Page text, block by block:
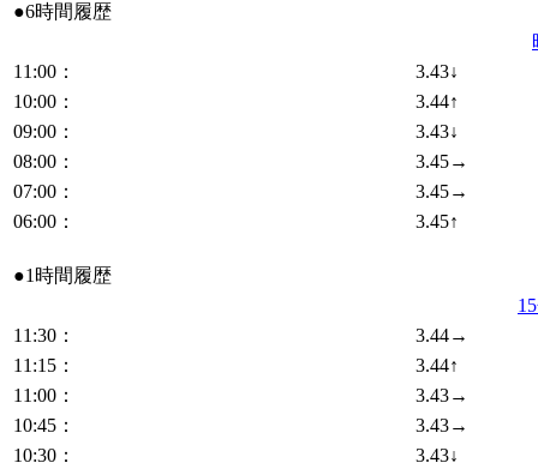
●6時間履歴
11:00：
3.43↓
10:00：
3.44↑
09:00：
3.43↓
08:00：
3.45→
07:00：
3.45→
06:00：
3.45↑
●1時間履歴
11:30：
3.44→
11:15：
3.44↑
11:00：
3.43→
10:45：
3.43→
10:30：
3.43↓